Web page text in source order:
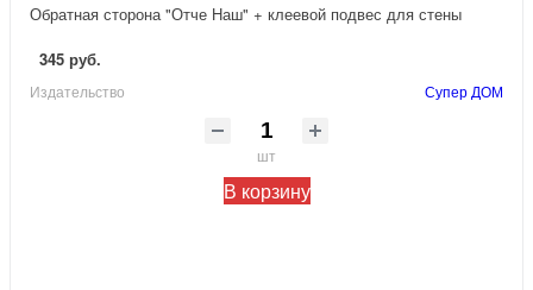
Обратная сторона "Отче Наш" + клеевой подвес для стены
345 руб.
Издательство Супер ДОМ
шт
В корзину